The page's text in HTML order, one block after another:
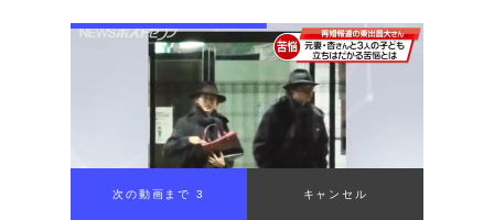
次の動画まで 2 キャンセル